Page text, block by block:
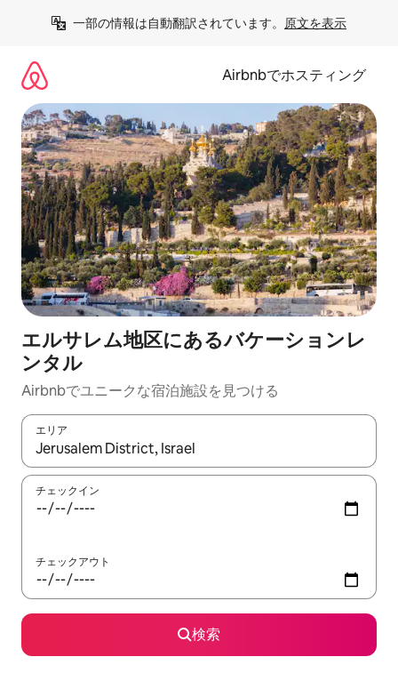
一部の情報は自動翻訳されています。 原文を表示
Airbnbでホスティング
エルサレム地区にあるバケーションレ
ンタル
Airbnbでユニークな宿泊施設を見つける
エリア
検索結果が表示されたら、上下の矢印キーを使って移動するか
チェックイン
チェックアウト
検索